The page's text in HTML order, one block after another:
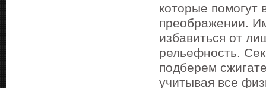
которые помогут
преображении.
избавиться от
рельефность.
подберем
учитывая все